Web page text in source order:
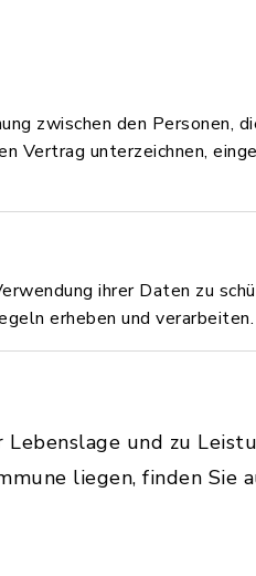
zwischen den Personen,
Vertrag unterzeichnen,
ihrer Daten zu
erheben und verarbeiten.
und zu
liegen, finden Sie